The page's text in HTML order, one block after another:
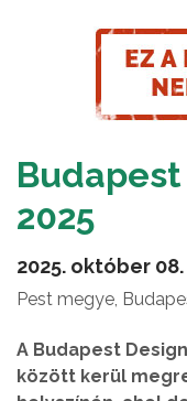
2025
2025. október 08.
Pest megye,
A Budapest
között kerül